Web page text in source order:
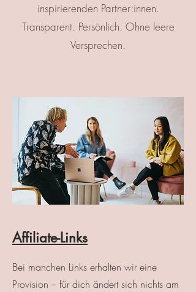
inspirierenden Partner:innen.
Transparent. Persönlich. Ohne leere
Versprechen.
Affiliate-Links
Bei manchen Links erhalten wir eine
Provision – für dich ändert sich nichts am